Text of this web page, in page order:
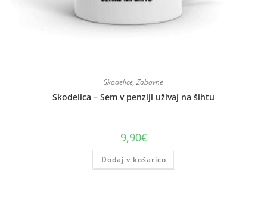
Skodelice, Zabavne
Skodelica – Sem v penziji uživaj na šihtu
9,90€
Dodaj v košarico